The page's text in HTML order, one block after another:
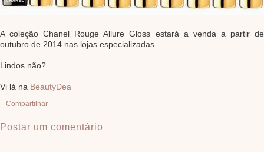
A coleção Chanel Rouge Allure Gloss estará a venda a partir de
outubro de 2014 nas lojas especializadas.
Lindos não?
Vi lá na BeautyDea
Compartilhar
Postar um comentário